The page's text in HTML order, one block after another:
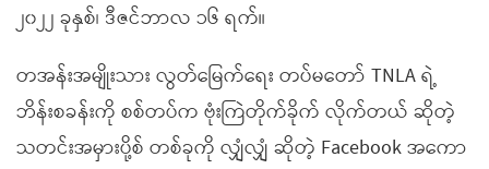
၂၀၂၂ ခုနှစ်၊ ဒီဇင်ဘာလ ၁၆ ရက်။
တအန်းအမျိုးသား လွတ်မြေက်ရေး တပ်မတော် TNLA ရဲ့
ဘိန်းစခန်းကို စစ်တပ်က ဗုံးကြဲတိုက်ခိုက် လိုက်တယ် ဆိုတဲ့
သတင်းအမှားပို့စ် တစ်ခုကို လျှံလျှံ ဆိုတဲ့ Facebook အကော